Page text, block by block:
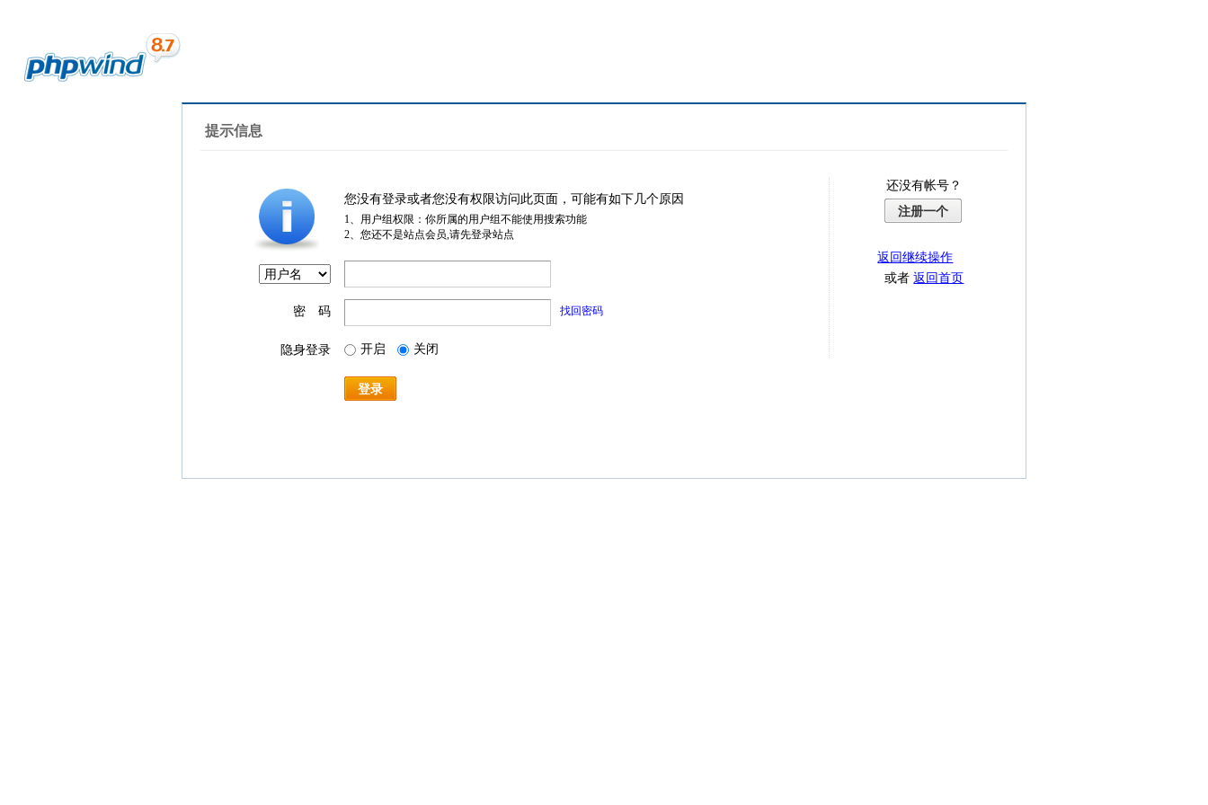
提示信息
您没有登录或者您没有权限访问此页面，可能有如下几个原因
1、用户组权限：你所属的用户组不能使用搜索功能
2、您还不是站点会员,请先登录站点
密 码 找回密码
隐身登录 开启 关闭
登录
还没有帐号？
注册一个
返回继续操作
或者返回首页